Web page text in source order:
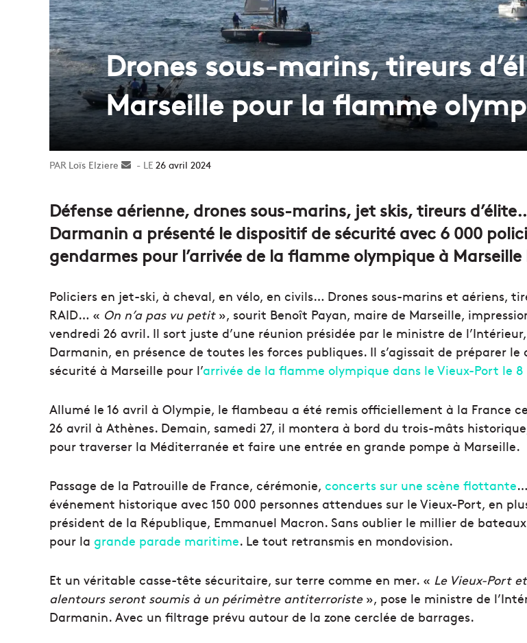
Drones sous-marins, tireurs
Marseille pour la flamme
Loïs Elziere
Envoyer26 avril 2024
Défense aérienne, drones sous-marins, jet skis, tireurs
Darmanin a présenté le dispositif de sécurité avec 6 000
gendarmes pour l’arrivée de la flamme olympique à
Policiers en jet-ski, à cheval, en vélo, en civils… Drones sous-marins et aériens,
RAID… « On n’a pas vu petit», sourit Benoît Payan, maire de Marseille,
vendredi 26 avril. Il sort juste d’une réunion présidée par le ministre de
Darmanin, en présence de toutes les forces publiques. Il s’agissait de préparer le
sécurité à Marseille pour l’arrivée de la flamme olympique dans le Vieux-Port le 8
Allumé le 16 avril à Olympie, le flambeau a été remis officiellement à la France
26 avril à Athènes. Demain, samedi 27, il montera à bord du trois-mâts
pour traverser la Méditerranée et faire une entrée en grande pompe à Marseille.
Passage de la Patrouille de France, cérémonie, concerts sur une scène flottante
événement historique avec 150 000 personnes attendues sur le Vieux-Port, en
président de la République, Emmanuel Macron. Sans oublier le millier de
pour la grande parade maritime. Le tout retransmis en mondovision.
Et un véritable casse-tête sécuritaire, sur terre comme en mer. « Le Vieux-Port
alentours seront soumis à un périmètre antiterroriste», pose le ministre de
Darmanin. Avec un filtrage prévu autour de la zone cerclée de barrages.